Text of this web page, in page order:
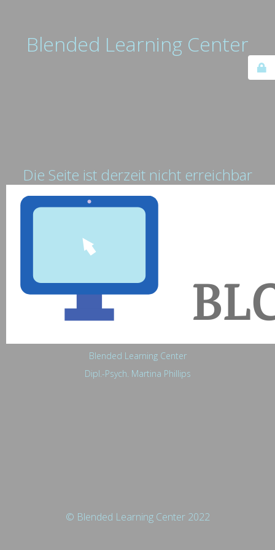
Blended Learning Center
Die Seite ist derzeit nicht erreichbar
Blended Learning Center
Dipl.-Psych. Martina Phillips
© Blended Learning Center 2022